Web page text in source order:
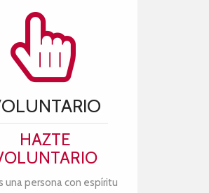
HAZTE
una persona con espíritu